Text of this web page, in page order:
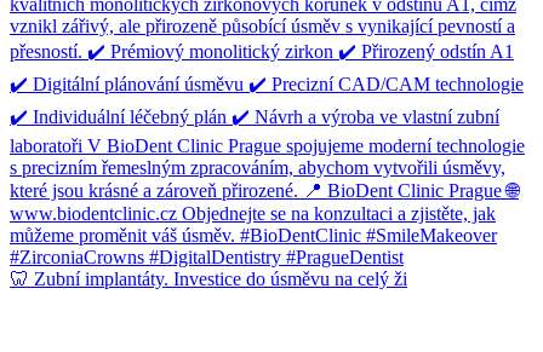
🦷 Zubní implantáty. Investice do úsměvu na celý ži